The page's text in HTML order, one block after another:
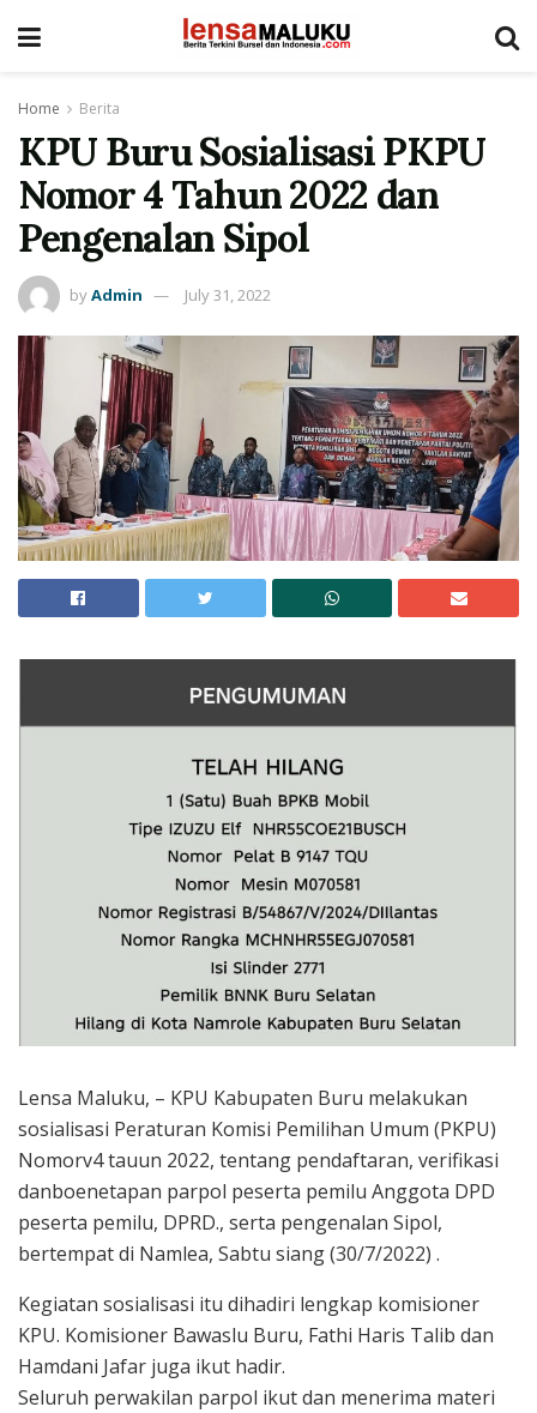
Home Berita
KPU Buru Sosialisasi PKPU
Nomor 4 Tahun 2022 dan
Pengenalan Sipol
byAdmin July 31, 2022
Lensa Maluku, – KPU Kabupaten Buru melakukan
sosialisasi Peraturan Komisi Pemilihan Umum (PKPU)
Nomorv4 tauun 2022, tentang pendaftaran, verifikasi
danboenetapan parpol peserta pemilu Anggota DPD
peserta pemilu, DPRD., serta pengenalan Sipol,
bertempat di Namlea, Sabtu siang (30/7/2022) .
Kegiatan sosialisasi itu dihadiri lengkap komisioner
KPU. Komisioner Bawaslu Buru, Fathi Haris Talib dan
Hamdani Jafar juga ikut hadir.
Seluruh perwakilan parpol ikut dan menerima materi